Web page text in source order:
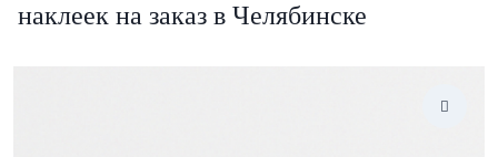
наклеек на заказ в Челябинске